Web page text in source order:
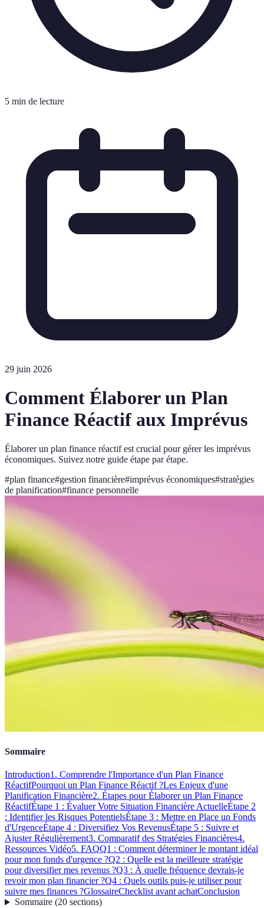
5 min de lecture
29 juin 2026
Comment Élaborer un Plan
Finance Réactif aux Imprévus
Élaborer un plan finance réactif est crucial pour gérer les imprévus
économiques. Suivez notre guide étape par étape.
#plan finance#gestion financière#imprévus économiques#stratégies
de planification#finance personnelle
Sommaire
Introduction1. Comprendre l'Importance d'un Plan Finance
RéactifPourquoi un Plan Finance Réactif ?Les Enjeux d'une
Planification Financière2. Étapes pour Élaborer un Plan Finance
RéactifÉtape 1 : Évaluer Votre Situation Financière ActuelleÉtape 2
: Identifier les Risques PotentielsÉtape 3 : Mettre en Place un Fonds
d'UrgenceÉtape 4 : Diversifiez Vos RevenusÉtape 5 : Suivre et
Ajuster Régulièrement3. Comparatif des Stratégies Financières4.
Ressources Vidéo5. FAQQ1 : Comment déterminer le montant idéal
pour mon fonds d'urgence ?Q2 : Quelle est la meilleure stratégie
pour diversifier mes revenus ?Q3 : À quelle fréquence devrais-je
revoir mon plan financier ?Q4 : Quels outils puis-je utiliser pour
suivre mes finances ?GlossaireChecklist avant achatConclusion
Sommaire(20 sections)